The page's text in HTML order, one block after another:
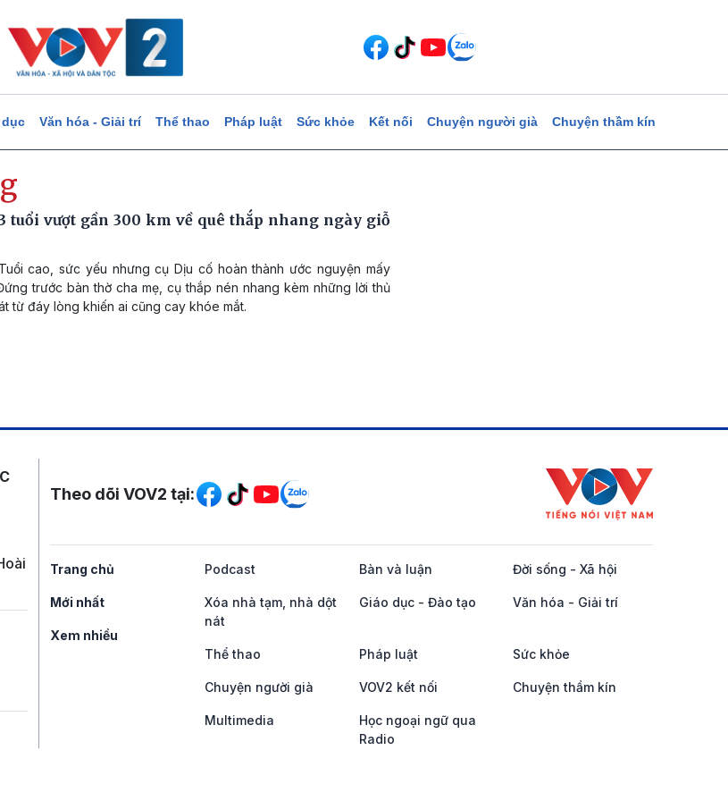
Văn hóa - Giải trí Thể thao Pháp luật Sức khỏe Kết nối Chuyện người già Chuyện thầm kín
tuổi vượt gần 300 km về quê thắp nhang ngày giỗ
cao, sức yếu nhưng cụ Dịu cố hoàn thành ước nguyện mấy
trước bàn thờ cha mẹ, cụ thắp nén nhang kèm những lời thủ
từ đáy lòng khiến ai cũng cay khóe mắt.
Mạng xã hội
Theo dõi VOV2 tại:
Trang chủ
Mới nhất
Xem nhiều
Podcast Bàn và luận Đời sống - Xã hội
Xóa nhà tạm, nhà dột
nát
Giáo dục - Đào tạo Văn hóa - Giải trí
Thể thao Pháp luật Sức khỏe
Chuyện người già VOV2 kết nối Chuyện thầm kín
Multimedia
Học ngoại ngữ qua
Radio